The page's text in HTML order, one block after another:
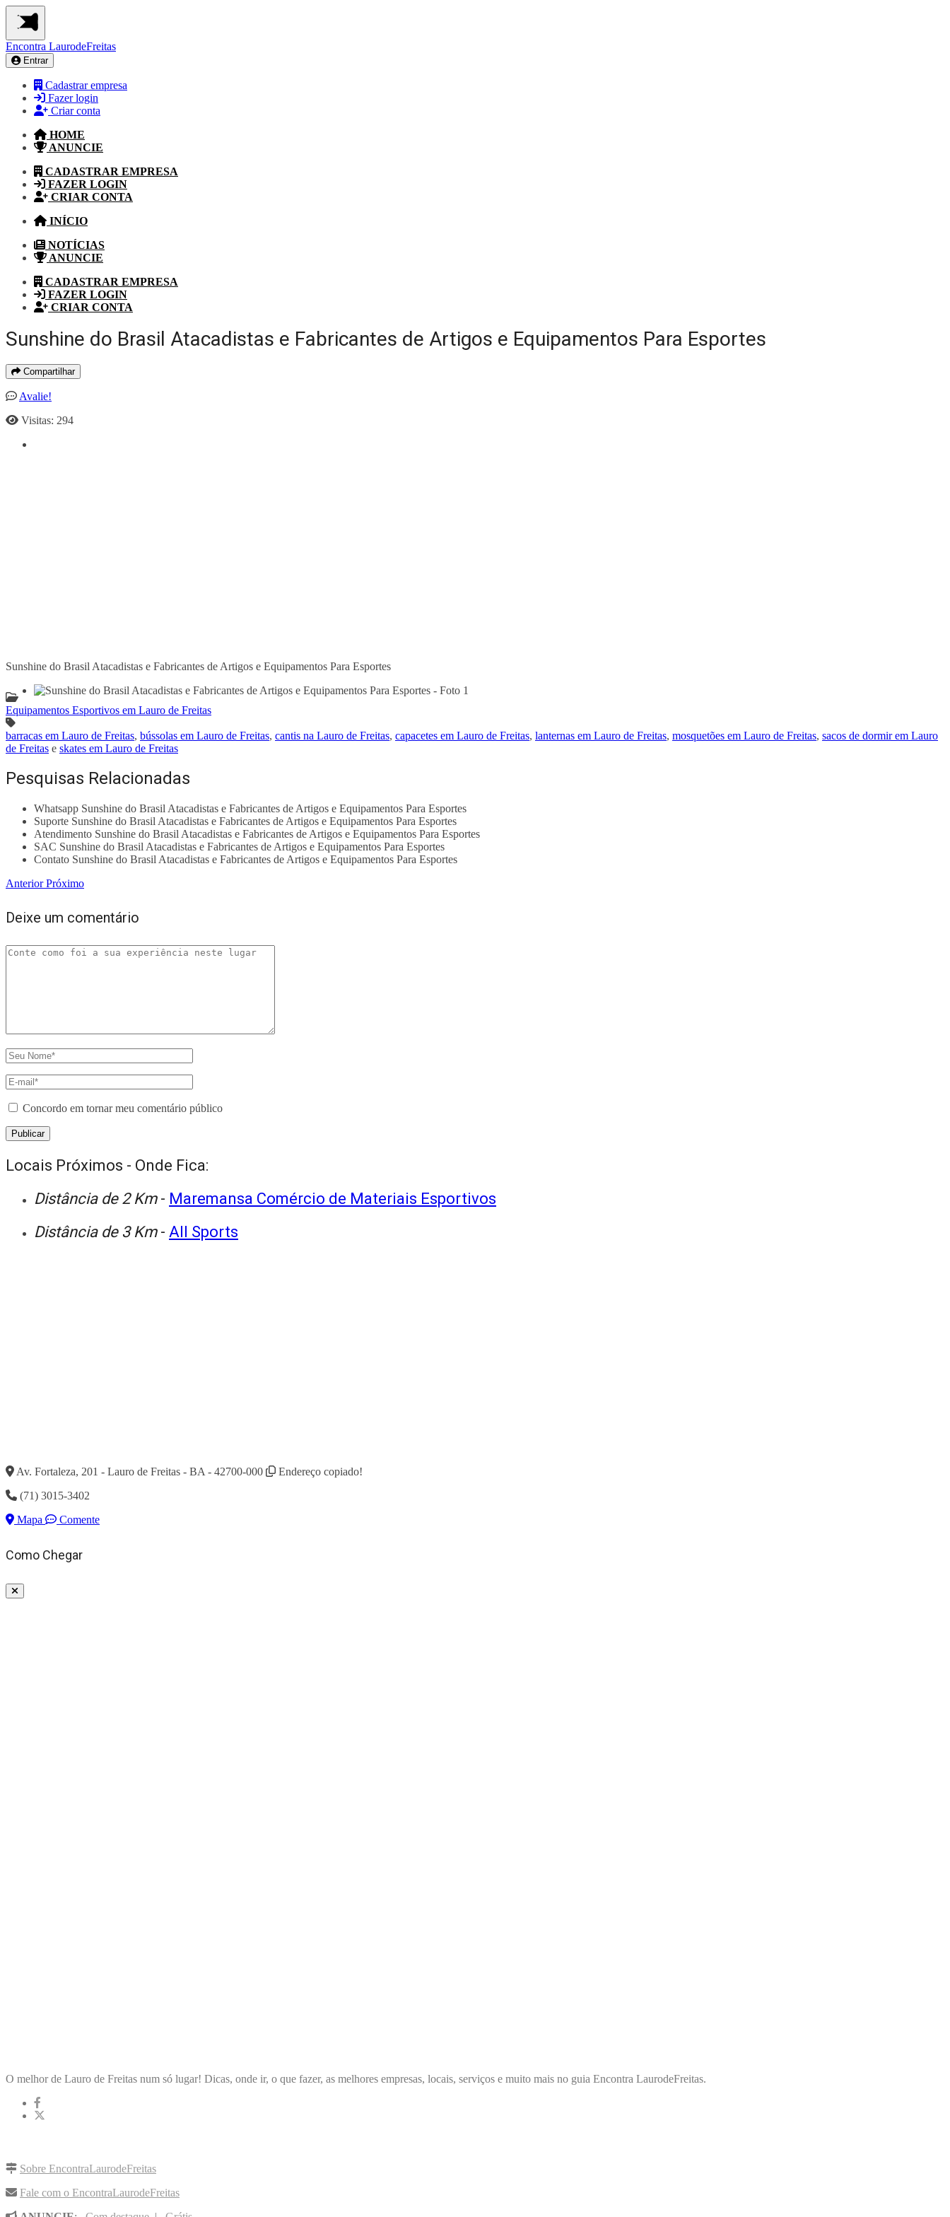
Encontra LaurodeFreitas
Entrar
Cadastrar empresa
Fazer login
Criar conta
HOME
ANUNCIE
CADASTRAR EMPRESA
FAZER LOGIN
CRIAR CONTA
INÍCIO
NOTÍCIAS
ANUNCIE
CADASTRAR EMPRESA
FAZER LOGIN
CRIAR CONTA
Sunshine do Brasil Atacadistas e Fabricantes de Artigos e Equipamentos Para Esportes
Compartilhar
Avalie!
Visitas: 294
Sunshine do Brasil Atacadistas e Fabricantes de Artigos e Equipamentos Para Esportes
Equipamentos Esportivos em Lauro de Freitas
barracas em Lauro de Freitas, bússolas em Lauro de Freitas, cantis na Lauro de Freitas, capacetes em Lauro de Freitas, lanternas em Lauro de Freitas, mosquetões em Lauro de Freitas, sacos de dormir em Lauro
de Freitas e skates em Lauro de Freitas
Pesquisas Relacionadas
Whatsapp Sunshine do Brasil Atacadistas e Fabricantes de Artigos e Equipamentos Para Esportes
Suporte Sunshine do Brasil Atacadistas e Fabricantes de Artigos e Equipamentos Para Esportes
Atendimento Sunshine do Brasil Atacadistas e Fabricantes de Artigos e Equipamentos Para Esportes
SAC Sunshine do Brasil Atacadistas e Fabricantes de Artigos e Equipamentos Para Esportes
Contato Sunshine do Brasil Atacadistas e Fabricantes de Artigos e Equipamentos Para Esportes
AnteriorPróximo
Deixe um comentário
Concordo em tornar meu comentário público
Locais Próximos - Onde Fica:
Distância de 2 Km - Maremansa Comércio de Materiais Esportivos
Distância de 3 Km - All Sports
Av. Fortaleza, 201 - Lauro de Freitas - BA - 42700-000
Endereço copiado!
(71) 3015-3402
Mapa
Comente
Como Chegar
O melhor de Lauro de Freitas num só lugar! Dicas, onde ir, o que fazer, as melhores empresas, locais, serviços e muito mais no guia Encontra LaurodeFreitas.
Sobre EncontraLaurodeFreitas
Fale com o EncontraLaurodeFreitas